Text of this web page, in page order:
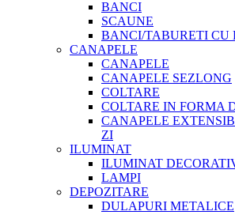
BANCI
SCAUNE
BANCI/TABURETI CU
CANAPELE
CANAPELE
CANAPELE SEZLONG
COLTARE
COLTARE IN FORMA
CANAPELE
ZI
ILUMINAT
ILUMINAT
LAMPI
DEPOZITARE
DULAPURI METALICE